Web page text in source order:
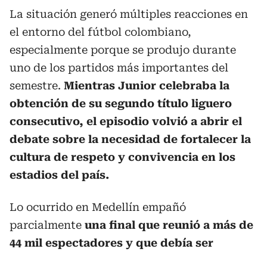
La situación generó múltiples reacciones en
el entorno del fútbol colombiano,
especialmente porque se produjo durante
uno de los partidos más importantes del
semestre. Mientras Junior celebraba la
obtención de su segundo título liguero
consecutivo, el episodio volvió a abrir el
debate sobre la necesidad de fortalecer la
cultura de respeto y convivencia en los
estadios del país.
Lo ocurrido en Medellín empañó
parcialmente una final que reunió a más de
44 mil espectadores y que debía ser